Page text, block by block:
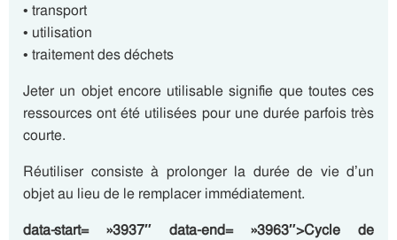
• transport
• utilisation
• traitement des déchets
Jeter un objet encore utilisable signifie que toutes ces
ressources ont été utilisées pour une durée parfois très
courte.
Réutiliser consiste à prolonger la durée de vie d’un
objet au lieu de le remplacer immédiatement.
data-start= »3937″ data-end= »3963″>Cycle de